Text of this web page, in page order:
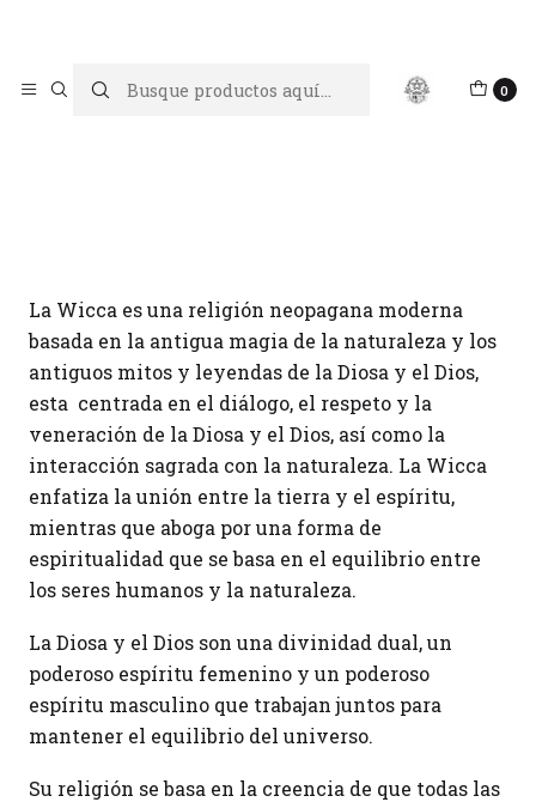
0
Inicio Blog Wicca
La Wicca es una religión neopagana moderna
basada en la antigua magia de la naturaleza y los
antiguos mitos y leyendas de la Diosa y el Dios,
esta centrada en el diálogo, el respeto y la
veneración de la Diosa y el Dios, así como la
interacción sagrada con la naturaleza. La Wicca
enfatiza la unión entre la tierra y el espíritu,
mientras que aboga por una forma de
espiritualidad que se basa en el equilibrio entre
los seres humanos y la naturaleza.
La Diosa y el Dios son una divinidad dual, un
poderoso espíritu femenino y un poderoso
espíritu masculino que trabajan juntos para
mantener el equilibrio del universo.
Su religión se basa en la creencia de que todas las